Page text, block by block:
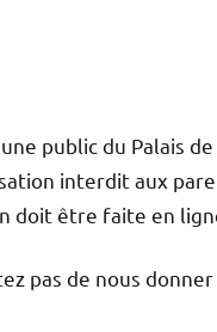
public du Palais
interdit aux
doit être faite en
pas de nous